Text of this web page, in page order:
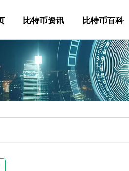
比特币资讯 比特币百科